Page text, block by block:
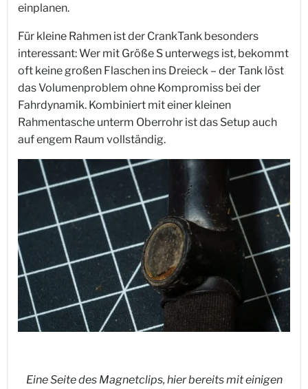
einplanen.
Für kleine Rahmen ist der CrankTank besonders
interessant: Wer mit Größe S unterwegs ist, bekommt
oft keine großen Flaschen ins Dreieck – der Tank löst
das Volumenproblem ohne Kompromiss bei der
Fahrdynamik. Kombiniert mit einer kleinen
Rahmentasche unterm Oberrohr ist das Setup auch
auf engem Raum vollständig.
Eine Seite des Magnetclips, hier bereits mit einigen